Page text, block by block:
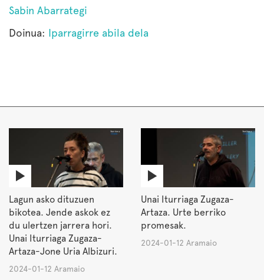
Sabin Abarrategi
Doinua: Iparragirre abila dela
Lagun asko dituzuen
bikotea. Jende askok ez
du ulertzen jarrera hori.
Unai Iturriaga Zugaza-
Artaza-Jone Uria Albizuri.
2024-01-12 Aramaio
Unai Iturriaga Zugaza-
Artaza. Urte berriko
promesak.
2024-01-12 Aramaio